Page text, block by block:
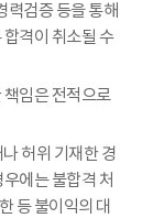
력검증 등을 통해
격이 취소될 수
책임은 전적으로
허위 기재한 경
에는 불합격 처
등 불이익의 대